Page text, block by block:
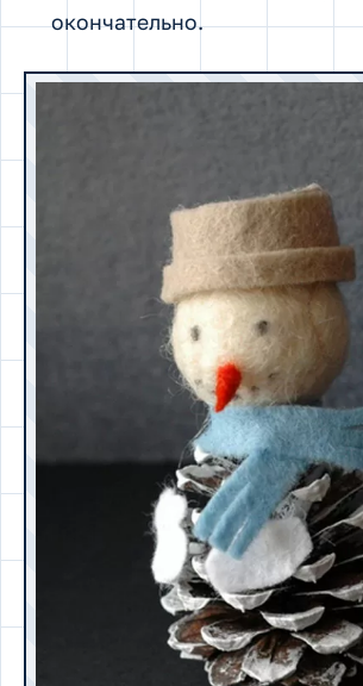
окончательно.